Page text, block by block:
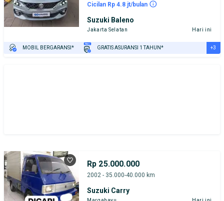
Cicilan Rp 4.8 jt/bulan
Suzuki Baleno
Jakarta Selatan Hari ini
MOBIL BERGARANSI* GRATIS ASURANSI 1 TAHUN* +3
Rp 25.000.000
2002 - 35.000-40.000 km
Suzuki Carry